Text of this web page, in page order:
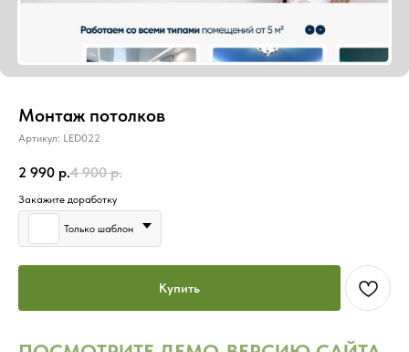
Монтаж потолков
Артикул: LED022
2 990 р.4 900 р.
Закажите доработку
Только шаблон
Купить